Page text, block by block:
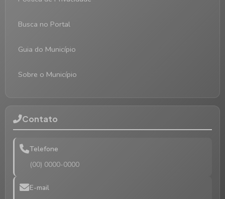
Busca no Portal
Guia do Município
Sobre o Município
Contato
Telefone
(00) 0000-0000
E-mail